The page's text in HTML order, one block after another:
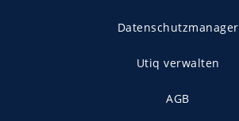
Datenschutzmanager
Utiq verwalten
AGB